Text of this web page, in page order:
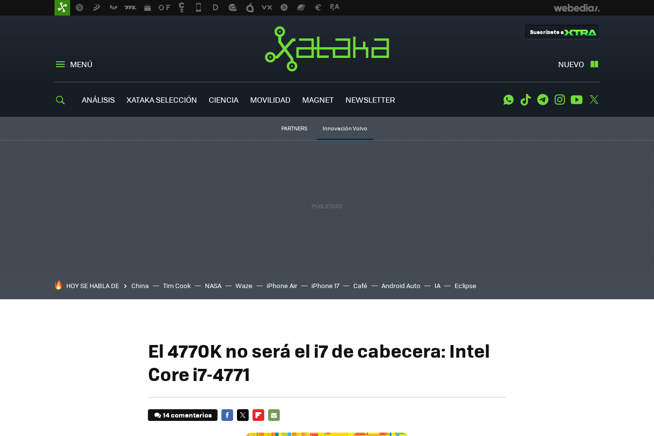
MENÚ NUEVO
Suscríbete a
ANÁLISIS XATAKA SELECCIÓN CIENCIA MOVILIDAD MAGNET NEWSLETTER WhatsApp
Tiktok TelegramInstagramYoutube
PARTNERS Innovación Volvo
HOY SE HABLA DE China Tim Cook NASA Waze iPhone Air iPhone 17 Café Android Auto IA Eclipse
El 4770K no será el i7 de cabecera: Intel
Core i7-4771
14 comentarios